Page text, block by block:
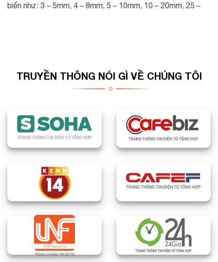
biến như: 3 – 5mm, 4 – 8mm, 5 – 10mm, 10 – 20mm, 25 –
Phong thủy và tâm linh: Việc gia công và chế tác đá
thạch anh vụn dạng sỏi giúp chúng phát huy hiệu quả trong
căng thẳng, tạo không gian yên bình và cân bằng trong
ngôi nhà.
Trang trí và nội thất: Đá thạch anh vụn được gia công
bóng mịn thường được sử dụng làm trang trí nội thất, trang
trí sân vườn, hoặc trong việc trang trí bể cá. Sự mịn màng
và bóng loáng của chúng tạo điểm nhấn thú vị và sang
trọng cho không gian.
Hỗ trợ tinh thần: Việc sử dụng đá thạch anh vụn dạng sỏi
gia công bóng mịn có thể giúp giảm căng thẳng, tạo cảm
giác bình yên và cân bằng trong tinh thần.
TRUYỀN THÔNG NÓI GÌ VỀ CHÚNG TÔI